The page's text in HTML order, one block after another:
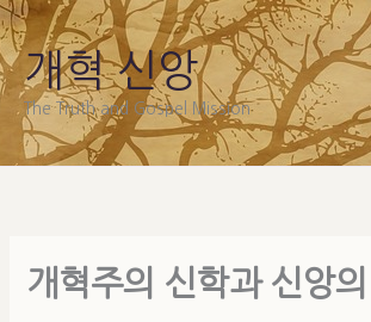
Skip
to
content
개혁 신앙
The Truth and Gospel Mission
개혁주의 신학과 신앙